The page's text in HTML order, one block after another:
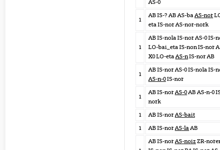
AS-0
1
AB IS-? AB AS-baAS-nor
eta IS-nor AS-nor-nork
1
AB IS-nola IS-nor AS-0 IS-
LO-bai_eta IS-non IS-nor
X0 LO-etaAS-nIS-nor AB
1
AB IS-nor AS-0 IS-nola IS-
AS-n-0IS-nor
1
AB IS-norAS-0AB AS-n-0
nork
1
AB IS-norAS-bait
1
AB IS-norAS-laAB
AB IS-norAS-noiz ZR-